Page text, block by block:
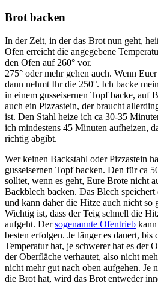
Brot backen
In der Zeit, in der das Brot nun geht,
Ofen erreicht die angegebene
den Ofen auf 260° vor.
275° oder mehr gehen auch. Wenn
dann nehmt Ihr die 250°. Ich backe
in einem gusseisernen Topf backe, auf
auch ein Pizzastein, der braucht
ist. Den Stahl heize ich ca 30-35
ich mindestens 45 Minuten aufheizen,
richtig abgibt.
Wer keinen Backstahl oder Pizzastein
gusseisernen Topf backen. Den für ca
solltet, wenn es geht, Eure Brote nicht
Backblech backen. Das Blech
und kann daher die Hitze auch nicht so
Wichtig ist, dass der Teig schnell die
aufgeht. Dersogenannte Ofentrieb
besten erfolgen. Je länger es dauert, bis
Temperatur hat, je schwerer hat es der
der Oberfläche verhautet, also nicht
nicht mehr gut nach oben aufgehen. Je
die Brot hat, wird das Brot entweder